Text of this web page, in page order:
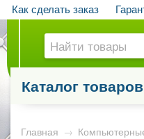
Как сделать заказ
Каталог товаров
Главная →